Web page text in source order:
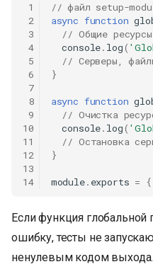
1
2
3
4
5
6
7
8
9
10
11
12
13
14
// файл setup-
async function
// Общие
console. log(
// Серверы,
}
async function
// Очистка
console. log(
// Остановка
}
module. exports = {
Если функция
ошибку, тесты не
ненулевым кодом выхода.